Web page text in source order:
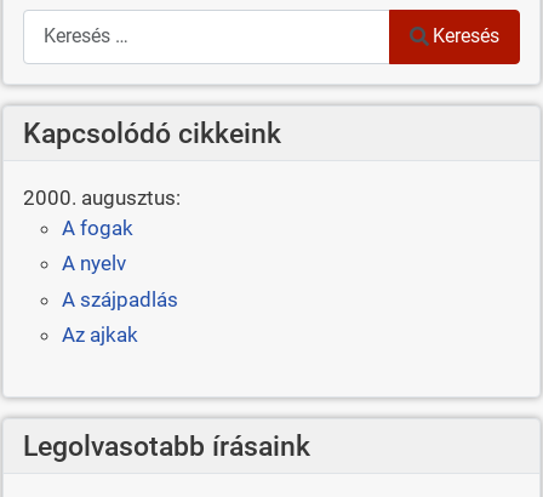
Keresés
Keresés
Kapcsolódó cikkeink
2000. augusztus:
A fogak
A nyelv
A szájpadlás
Az ajkak
Legolvasotabb írásaink